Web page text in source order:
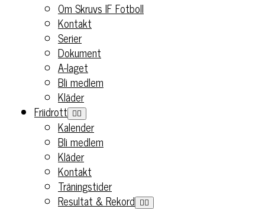
Om Skruvs IF Fotboll
Kontakt
Serier
Dokument
A-laget
Bli medlem
Kläder
Friidrott
Kalender
Bli medlem
Kläder
Kontakt
Träningstider
Resultat & Rekord